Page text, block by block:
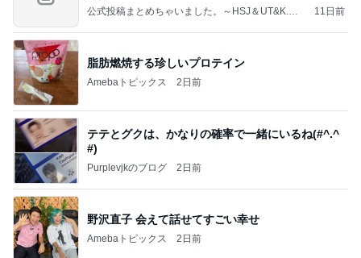
公式投稿まとめちゃいました。～HSJ＆UT&K.O.
11日前
脂肪燃焼する珍しいプロテイン
Amebaトピックス 2日前
テテとグクは、かなりの確率で一緒にいるね(#^.^
#)
Purplevjkのブログ 2日前
野沢直子 会えて話せてすごい幸せ
Amebaトピックス 2日前